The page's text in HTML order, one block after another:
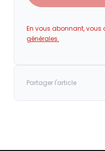
En vous abonnant, vous
générales.
Partager l'article